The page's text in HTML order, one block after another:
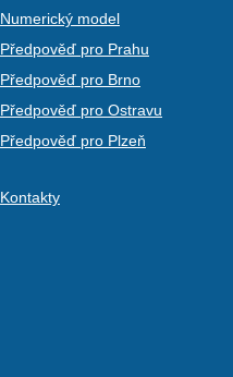
Numerický model
Předpověď pro Prahu
Předpověď pro Brno
Předpověď pro Ostravu
Předpověď pro Plzeň
Kontakty